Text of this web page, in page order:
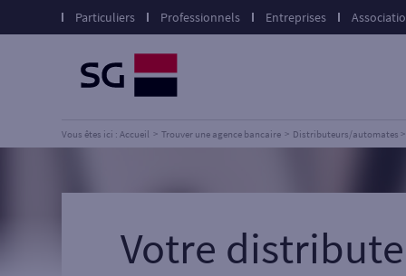
Particuliers Professionnels Entreprises
Vous êtes ici : Accueil Trouver une agence bancaire Distributeurs/automates
Votre